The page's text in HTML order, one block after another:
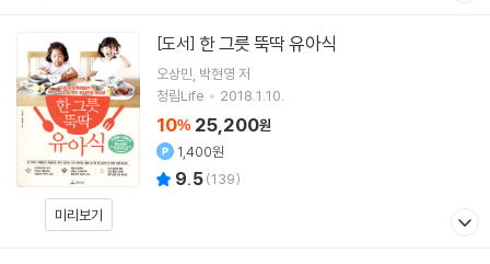
미리보기
[도서] 한 그릇 뚝딱 유아식
오상민 박현영 저
청림Life
2018.1.10.
10% 25,200원
1,400원
9.5(139)